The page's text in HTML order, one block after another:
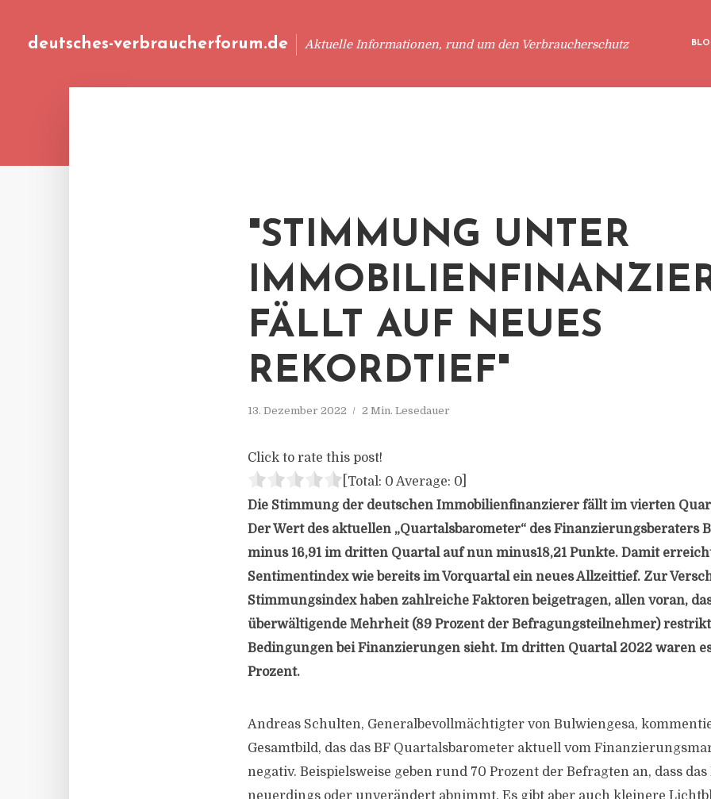
deutsches-verbraucherforum.de Aktuelle Informationen, rund um den Verbraucherschutz
"STIMMUNG UNTER
FÄLLT AUF NEUES
REKORDTIEF"
13. Dezember 2022 2 Min. Lesedauer
Click to rate this post!
[Total: 0 Average: 0
Die Stimmung der deutschen Immobilienfinanzierer fällt im vierten
Der Wert des aktuellen „Quartalsbarometer“ des Finanzierungsberaters
minus 16,91 im dritten Quartal auf nun minus18,21 Punkte. Damit
Sentimentindex wie bereits im Vorquartal ein neues Allzeittief. Zur
Stimmungsindex haben zahlreiche Faktoren beigetragen, allen voran,
überwältigende Mehrheit (89 Prozent der Befragungsteilnehmer)
Bedingungen bei Finanzierungen sieht. Im dritten Quartal 2022 waren
Prozent.
Andreas Schulten, Generalbevollmächtigter von Bulwiengesa,
Gesamtbild, das das BF Quartalsbarometer aktuell vom
negativ. Beispielsweise geben rund 70 Prozent der Befragten an, dass
neuerdings oder unverändert abnimmt. Es gibt aber auch kleinere